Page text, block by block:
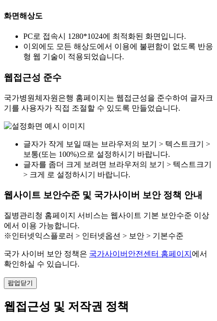
화면해상도
PC로 접속시 1280*1024에 최적화된 화면입니다.
이외에도 모든 해상도에서 이용에 불편함이 없도록 반응
형 웹 기술이 적용되었습니다.
웹접근성 준수
국가병원체자원은행 홈페이지는 웹접근성을 준수하여 글자크
기를 사용자가 직접 조절할 수 있도록 만들었습니다.
글자가 작게 보일 때는 브라우저의 보기 > 텍스트크기 >
보통(또는 100%)으로 설정하시기 바랍니다.
글자를 좀더 크게 보려면 브라우저의 보기 > 텍스트크기
> 크게 로 설정하시기 바랍니다.
웹사이트 보안수준 및 국가사이버 보안 정책 안내
질병관리청 홈페이지 서비스는 웹사이트 기본 보안수준 이상
에서 이용 가능합니다.
※인터넷익스플로러 > 인터넷옵션 > 보안 > 기본수준
국가 사이버 보안 정책은 국가사이버안전센터 홈페이지 에서
확인하실 수 있습니다.
팝업닫기
웹접근성 및 저작권 정책